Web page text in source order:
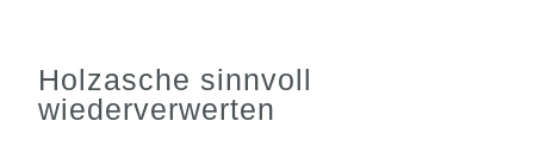
Holzasche sinnvoll
wiederverwerten